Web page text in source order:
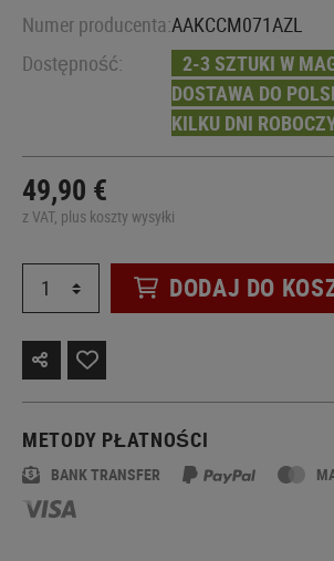
Numer producenta:AAKCCM071AZL
Dostępność:
2-3 SZTUKI W
DOSTAWA DO
KILKU DNI
49,90 €
z VAT, plus koszty wysyłki
DODAJ DO
METODY PŁATNOŚCI
BANK TRANSFER